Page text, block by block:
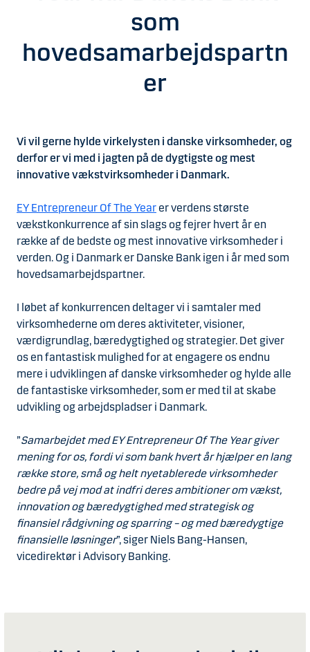
som
hovedsamarbejdspartn
er
Vi vil gerne hylde virkelysten i danske virksomheder, og
derfor er vi med i jagten på de dygtigste og mest
innovative vækstvirksomheder i Danmark.
EY Entrepreneur Of The Year er verdens største
vækstkonkurrence af sin slags og fejrer hvert år en
række af de bedste og mest innovative virksomheder i
verden. Og i Danmark er Danske Bank igen i år med som
hovedsamarbejdspartner.
I løbet af konkurrencen deltager vi i samtaler med
virksomhederne om deres aktiviteter, visioner,
værdigrundlag, bæredygtighed og strategier. Det giver
os en fantastisk mulighed for at engagere os endnu
mere i udviklingen af danske virksomheder og hylde alle
de fantastiske virksomheder, som er med til at skabe
udvikling og arbejdspladser i Danmark.
”Samarbejdet med EY Entrepreneur Of The Year giver
mening for os, fordi vi som bank hvert år hjælper en lang
række store, små og helt nyetablerede virksomheder
bedre på vej mod at indfri deres ambitioner om vækst,
innovation og bæredygtighed med strategisk og
finansiel rådgivning og sparring – og med bæredygtige
finansielle løsninger”, siger Niels Bang-Hansen,
vicedirektør i Advisory Banking.